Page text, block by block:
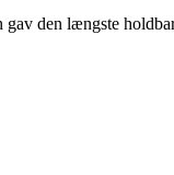
den længste